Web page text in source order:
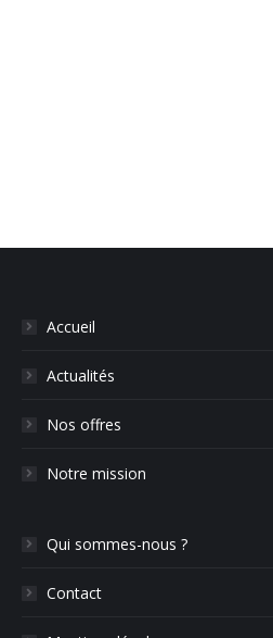
Accueil
Actualités
Nos offres
Notre mission
Qui sommes-nous ?
Contact